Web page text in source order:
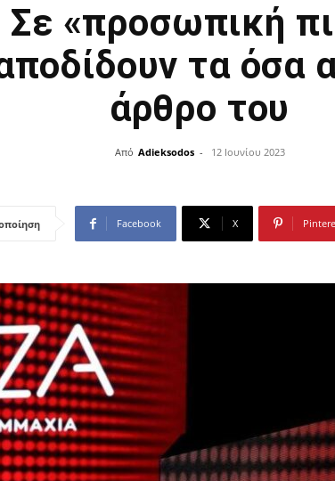
«προσωπική
τα όσα
άρθρο του
Από Adieksodos - 12 Ιουνίου 2023
Facebook X